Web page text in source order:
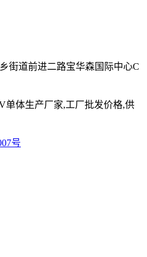
街道前进二路宝华森国际中心C
单体生产厂家,工厂批发价格,供
号